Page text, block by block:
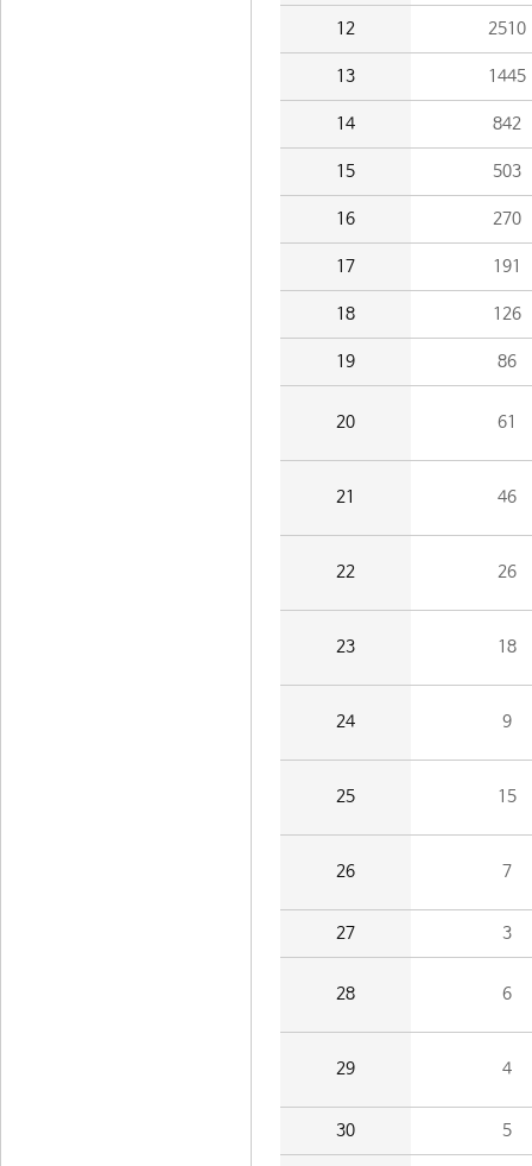
12 2510
13 1445
14 842
15 503
16 270
17 191
18 126
19 86
20 61
21 46
22 26
23 18
24 9
25 15
26 7
27 3
28 6
29 4
30 5